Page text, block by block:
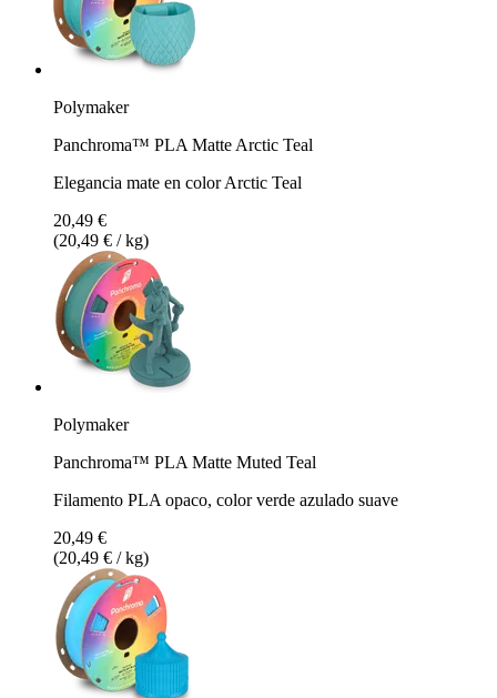
Polymaker
Panchroma™ PLA Matte Arctic Teal
Elegancia mate en color Arctic Teal
20,49 €
(20,49 € / kg)
Polymaker
Panchroma™ PLA Matte Muted Teal
Filamento PLA opaco, color verde azulado suave
20,49 €
(20,49 € / kg)